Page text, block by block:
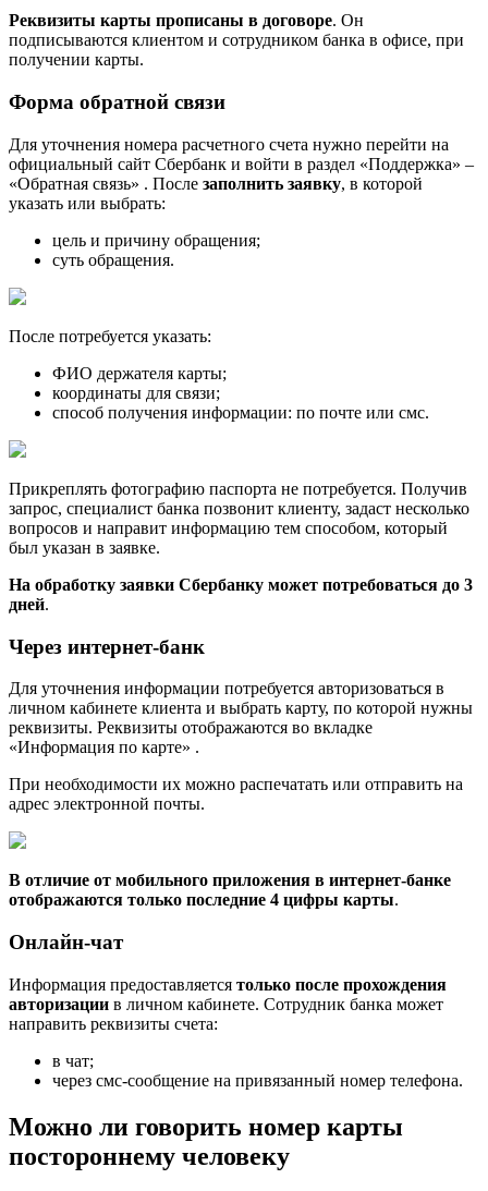
Реквизиты карты прописаны в договоре. Он
подписываются клиентом и сотрудником банка в офисе, при
получении карты.
Форма обратной связи
Для уточнения номера расчетного счета нужно перейти на
официальный сайт Сбербанк и войти в раздел «Поддержка» –
«Обратная связь» . После заполнить заявку, в которой
указать или выбрать:
цель и причину обращения;
суть обращения.
После потребуется указать:
ФИО держателя карты;
координаты для связи;
способ получения информации: по почте или смс.
Прикреплять фотографию паспорта не потребуется. Получив
запрос, специалист банка позвонит клиенту, задаст несколько
вопросов и направит информацию тем способом, который
был указан в заявке.
На обработку заявки Сбербанку может потребоваться до 3
дней.
Через интернет-банк
Для уточнения информации потребуется авторизоваться в
личном кабинете клиента и выбрать карту, по которой нужны
реквизиты. Реквизиты отображаются во вкладке
«Информация по карте» .
При необходимости их можно распечатать или отправить на
адрес электронной почты.
В отличие от мобильного приложения в интернет-банке
отображаются только последние 4 цифры карты.
Онлайн-чат
Информация предоставляется только после прохождения
авторизации в личном кабинете. Сотрудник банка может
направить реквизиты счета:
в чат;
через смс-сообщение на привязанный номер телефона.
Можно ли говорить номер карты
постороннему человеку